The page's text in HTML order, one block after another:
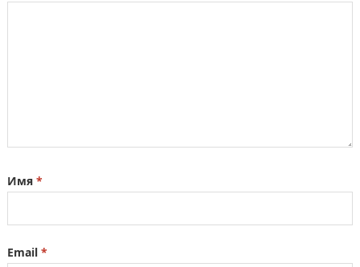
Имя *
Email *